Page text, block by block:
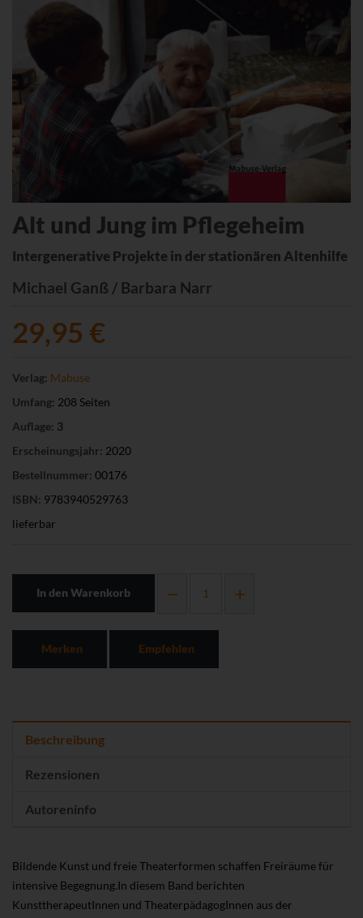
Alt und Jung im Pflegeheim
Intergenerative Projekte in der stationären Altenhilfe
Michael Ganß / Barbara Narr
29,95 €
Verlag: Mabuse
Umfang: 208 Seiten
Auflage: 3
Erscheinungsjahr: 2020
Bestellnummer: 00176
ISBN: 9783940529763
lieferbar
In den Warenkorb
Merken Empfehlen
Beschreibung
Rezensionen
Autoreninfo
Bildende Kunst und freie Theaterformen schaffen Freiräume für
intensive Begegnung.In diesem Band berichten
KunsttherapeutInnen und TheaterpädagogInnen aus der